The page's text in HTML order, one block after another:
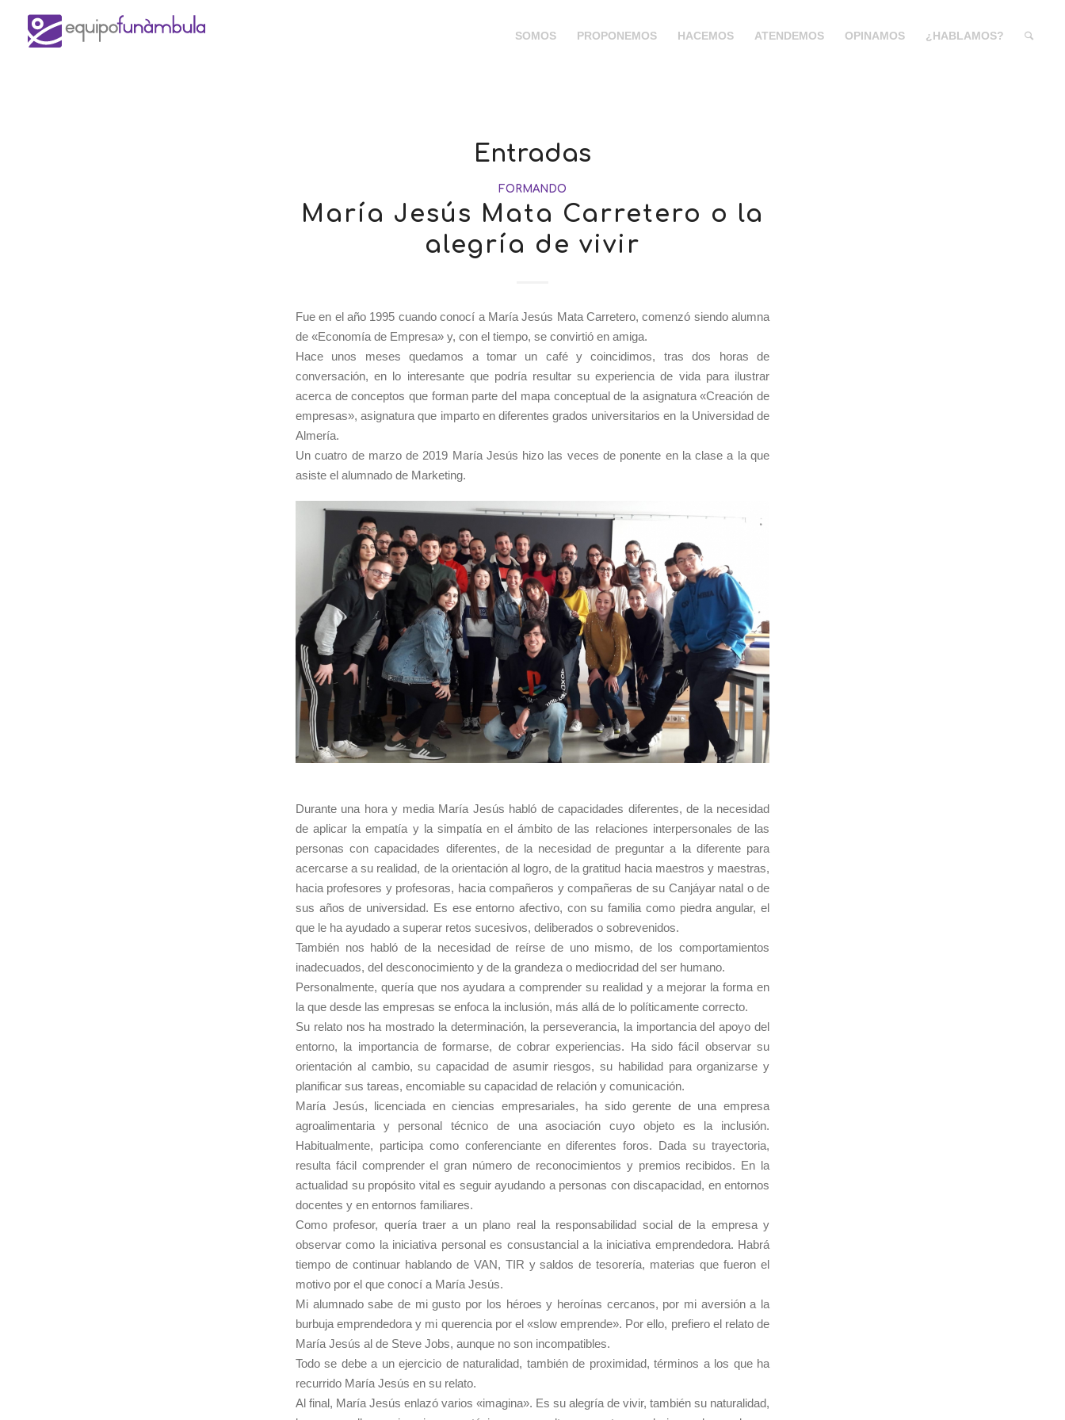
SOMOS PROPONEMOS HACEMOS ATENDEMOS OPINAMOS ¿HABLAMOS?
Entradas
FORMANDO
María Jesús Mata Carretero o la
alegría de vivir
Fue en el año 1995 cuando conocí a María Jesús Mata Carretero, comenzó siendo alumna
de «Economía de Empresa» y, con el tiempo, se convirtió en amiga.
Hace unos meses quedamos a tomar un café y coincidimos, tras dos horas de
conversación, en lo interesante que podría resultar su experiencia de vida para ilustrar
acerca de conceptos que forman parte del mapa conceptual de la asignatura «Creación de
empresas», asignatura que imparto en diferentes grados universitarios en la Universidad de
Almería.
Un cuatro de marzo de 2019 María Jesús hizo las veces de ponente en la clase a la que
asiste el alumnado de Marketing.
Durante una hora y media María Jesús habló de capacidades diferentes, de la necesidad
de aplicar la empatía y la simpatía en el ámbito de las relaciones interpersonales de las
personas con capacidades diferentes, de la necesidad de preguntar a la diferente para
acercarse a su realidad, de la orientación al logro, de la gratitud hacia maestros y maestras,
hacia profesores y profesoras, hacia compañeros y compañeras de su Canjáyar natal o de
sus años de universidad. Es ese entorno afectivo, con su familia como piedra angular, el
que le ha ayudado a superar retos sucesivos, deliberados o sobrevenidos.
También nos habló de la necesidad de reírse de uno mismo, de los comportamientos
inadecuados, del desconocimiento y de la grandeza o mediocridad del ser humano.
Personalmente, quería que nos ayudara a comprender su realidad y a mejorar la forma en
la que desde las empresas se enfoca la inclusión, más allá de lo políticamente correcto.
Su relato nos ha mostrado la determinación, la perseverancia, la importancia del apoyo del
entorno, la importancia de formarse, de cobrar experiencias. Ha sido fácil observar su
orientación al cambio, su capacidad de asumir riesgos, su habilidad para organizarse y
planificar sus tareas, encomiable su capacidad de relación y comunicación.
María Jesús, licenciada en ciencias empresariales, ha sido gerente de una empresa
agroalimentaria y personal técnico de una asociación cuyo objeto es la inclusión.
Habitualmente, participa como conferenciante en diferentes foros. Dada su trayectoria,
resulta fácil comprender el gran número de reconocimientos y premios recibidos. En la
actualidad su propósito vital es seguir ayudando a personas con discapacidad, en entornos
docentes y en entornos familiares.
Como profesor, quería traer a un plano real la responsabilidad social de la empresa y
observar como la iniciativa personal es consustancial a la iniciativa emprendedora. Habrá
tiempo de continuar hablando de VAN, TIR y saldos de tesorería, materias que fueron el
motivo por el que conocí a María Jesús.
Mi alumnado sabe de mi gusto por los héroes y heroínas cercanos, por mi aversión a la
burbuja emprendedora y mi querencia por el «slow emprende». Por ello, prefiero el relato de
María Jesús al de Steve Jobs, aunque no son incompatibles.
Todo se debe a un ejercicio de naturalidad, también de proximidad, términos a los que ha
recurrido María Jesús en su relato.
Al final, María Jesús enlazó varios «imagina». Es su alegría de vivir, también su naturalidad,